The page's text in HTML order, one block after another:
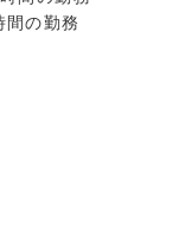
間の勤務